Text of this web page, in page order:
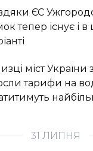
ЄС
тепер існує і
міст України
тарифи на
31 ЛИПНЯ